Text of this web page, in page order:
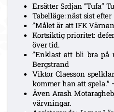
Ersätter Srdjan ”Tufa”
Tabelläge: näst sist efter
”Målet är att IFK
Kortsiktig prioritet:
över tid.
”Enklast att bli bra
Bergstrand
Viktor Claesson
kommer han att spela.”
Även Arash
värvningar.